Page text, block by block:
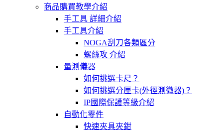
商品購買教學介紹
手工具 詳細介紹
手工具介紹
NOGA刮刀各類區分
螺絲攻 介紹
量測儀器
如何挑選卡尺？
如何挑選分厘卡(外徑測微器)？
IP國際保護等級介紹
自動化零件
快速夾具夾鉗